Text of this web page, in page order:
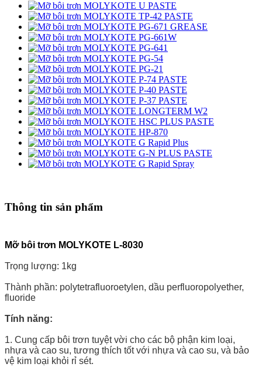
Thông tin sản phẩm
Mỡ bôi trơn MOLYKOTE L-8030
Trọng lượng: 1kg
Thành phần: polytetrafluoroetylen, dầu perfluoropolyether,
fluoride
Tính năng:
1. Cung cấp bôi trơn tuyệt vời cho các bộ phận kim loại,
nhựa và cao su, tương thích tốt với nhựa và cao su, và bảo
vệ kim loại khỏi rỉ sét.